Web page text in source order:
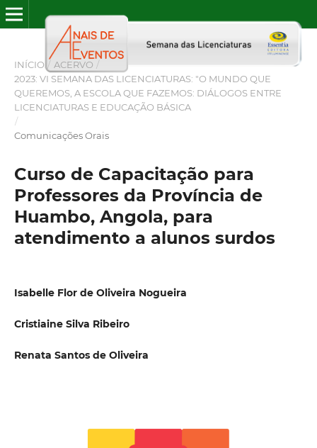
INÍCIO / ACERVO /
2023: VI SEMANA DAS LICENCIATURAS: "O MUNDO QUE
QUEREMOS, A ESCOLA QUE FAZEMOS: DIÁLOGOS ENTRE
LICENCIATURAS E EDUCAÇÃO BÁSICA
/
Comunicações Orais
Curso de Capacitação para
Professores da Província de
Huambo, Angola, para
atendimento a alunos surdos
Isabelle Flor de Oliveira Nogueira
Cristiaine Silva Ribeiro
Renata Santos de Oliveira